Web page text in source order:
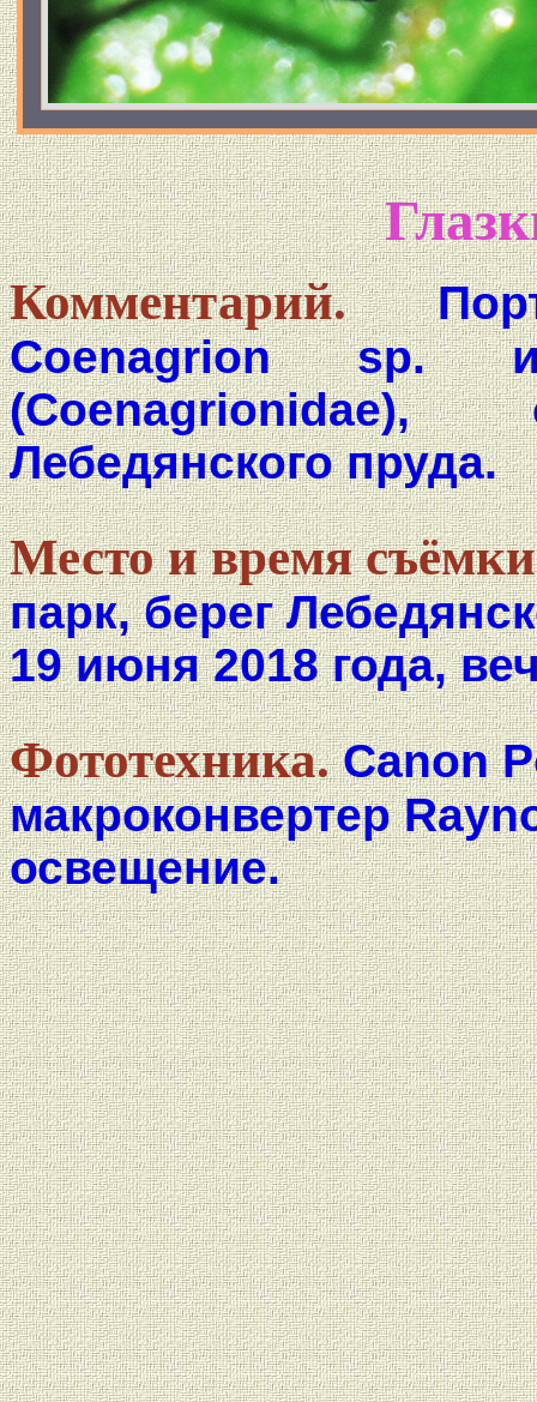
Комментарий.
Coenagrion sp.
Лебедянского пруда.
Место и время
парк, берег
19 июня 2018 года,
Фототехника.Canon
макроконвертер
освещение.